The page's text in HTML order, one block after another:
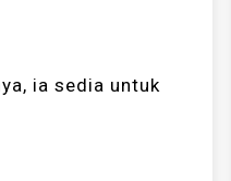
ia sedia untuk